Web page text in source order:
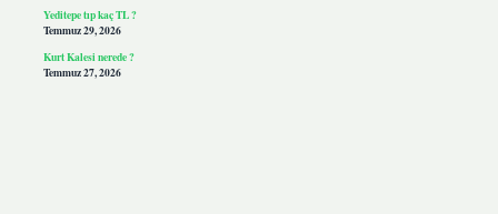
Yeditepe tıp kaç TL ?
Temmuz 29, 2026
Kurt Kalesi nerede ?
Temmuz 27, 2026